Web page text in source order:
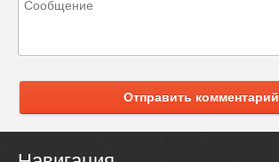
Отправить комментарий